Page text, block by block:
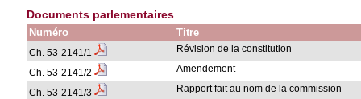
Documents parlementaires
Numéro Titre
Ch. 53-2141/1 Révision de la constitution
Ch. 53-2141/2 Amendement
Ch. 53-2141/3 Rapport fait au nom de la commission